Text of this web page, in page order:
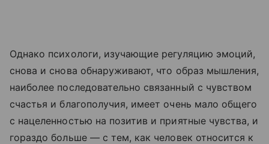
Однако психологи, изучающие регуляцию эмоций,
снова и снова обнаруживают, что образ мышления,
наиболее последовательно связанный с чувством
счастья и благополучия, имеет очень мало общего
с нацеленностью на позитив и приятные чувства, и
гораздо больше — с тем, как человек относится к